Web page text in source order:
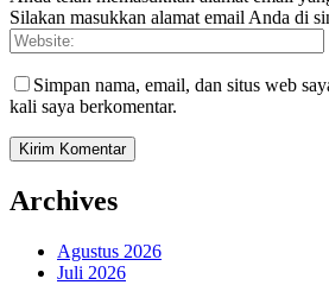
Silakan masukkan alamat email Anda di
Simpan nama, email, dan situs web
kali saya berkomentar.
Archives
Agustus 2026
Juli 2026